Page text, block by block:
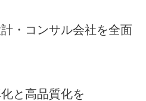
・コンサル会社を全面
と高品質化を